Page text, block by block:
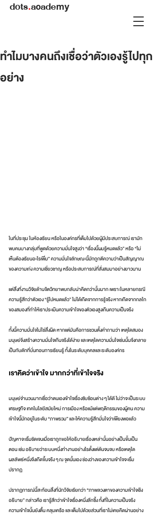
dots.academy
ทำไมบางคนถึงเชื่อว่าตัวเองรู้ไปทุก
อย่าง
ในที่ประชุม ในห้องเรียน หรือในองค์กรที่เต็มไปด้วยผู้มีประสบการณ์ เรามัก
พบคนบางกลุ่มที่พูดด้วยความมั่นใจสูงว่า “เรื่องนี้ผมรู้หมดแล้ว” หรือ “ไม่
เห็นต้องเรียนอะไรเพิ่ม” ความมั่นใจลักษณะนี้มักถูกตีความว่าเป็นสัญญาณ
ของความเก่ง ความเชี่ยวชาญ หรือประสบการณ์ที่สั่งสมมาอย่างยาวนาน
แต่สิ่งที่งานวิจัยด้านจิตวิทยาพบกลับน่าคิดกว่านั้นมาก เพราะในหลายกรณี
ความรู้สึกว่าตัวเอง “รู้ไปหมดแล้ว” ไม่ได้เกิดจากการรู้จริง หากเกิดจากกลไก
ของสมองที่ทำให้เราประเมินความเข้าใจของตัวเองสูงเกินความเป็นจริง
ทั้งนี้ความมั่นใจไม่ใช่สิ่งผิด หากแต่มันคือการชวนตั้งคำถามว่า เหตุใดสมอง
มนุษย์จึงสร้างความมั่นใจเกินจริงได้ง่าย และเหตุใดความมั่นใจเช่นนั้นจึงกลาย
เป็นกับดักที่บั่นทอนการเรียนรู้ ทั้งในระดับบุคคลและระดับองค์กร
เราคิดว่าเข้าใจ มากกว่าที่เข้าใจจริง
มนุษย์จำนวนมากเชื่อว่าตนเองเข้าใจเรื่องซับซ้อนต่าง ๆ ได้ดี ไม่ว่าจะเป็นระบบ
เศรษฐกิจ เทคโนโลยีสมัยใหม่ การเมือง หรือแม้แต่พฤติกรรมของผู้คน ความ
เข้าใจนี้มักอยู่ในระดับ “ภาพรวม” และให้ความรู้สึกมั่นใจว่าเพียงพอแล้ว
ปัญหาจะเริ่มชัดเจนเมื่อเราถูกขอให้อธิบายเรื่องเหล่านั้นอย่างเป็นขั้นเป็น
ตอน เช่น อธิบายว่าระบบหนึ่งทำงานอย่างไรตั้งแต่ต้นจนจบ หรือเหตุใด
ผลลัพธ์หนึ่งจึงเกิดขึ้นจริง ๆ ณ จุดนั้นเอง ช่องว่างของความเข้าใจจะเริ่ม
ปรากฏ
ปรากฏการณ์นี้สะท้อนสิ่งที่นักวิจัยเรียกว่า “ภาพลวงตาของความเข้าใจเชิง
อธิบาย” กล่าวคือ เรารู้สึกว่าเข้าใจเรื่องหนึ่งลึกซึ้ง ทั้งที่ในความเป็นจริง
ความเข้าใจนั้นยังตื้น คลุมเครือ และเต็มไปด้วยส่วนที่เราไม่เคยคิดผ่านอย่าง